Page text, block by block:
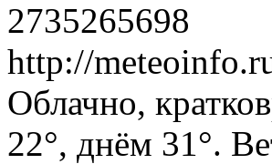
2735265698
http://
Облачно,
22°, днём 31°.